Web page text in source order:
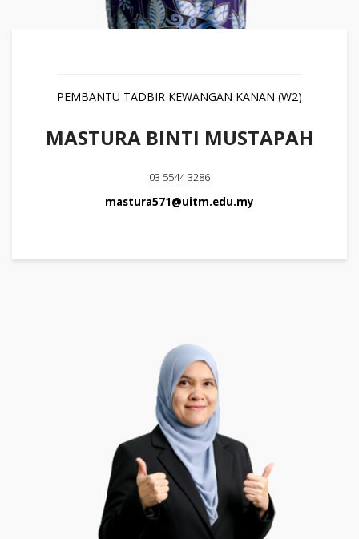
PEMBANTU TADBIR KEWANGAN KANAN (W2)
MASTURA BINTI MUSTAPAH
03 5544 3286
mastura571@uitm.edu.my